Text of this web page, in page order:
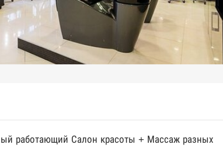
работающий Салон красоты + Массаж разных